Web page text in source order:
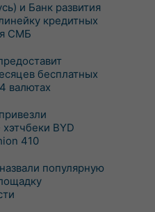
и Банк развития
кредитных
СМБ
бесплатных
валютах
BYD
410
популярную